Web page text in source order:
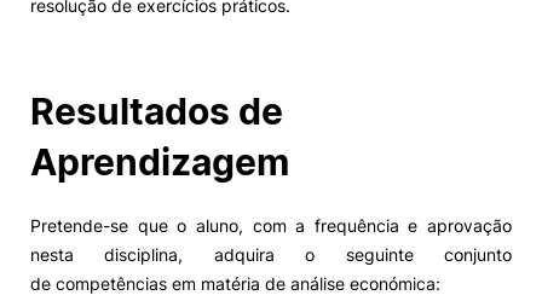
Projetos PRR
Magazine
Eventos
resolução de exercícios práticos.
Resultados de
Aprendizagem
Pretende-se que o aluno, com a frequência e aprovação
nesta disciplina, adquira o seguinte conjunto
de competências em matéria de análise económica: